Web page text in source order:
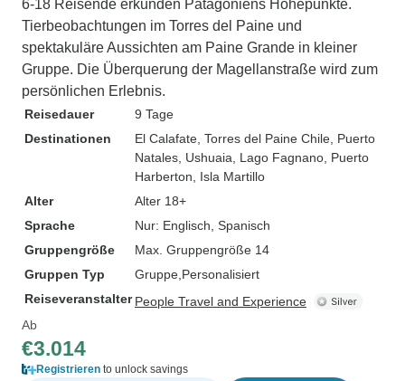
6-18 Reisende erkunden Patagoniens Höhepunkte.
Tierbeobachtungen im Torres del Paine und
spektakuläre Aussichten am Paine Grande in kleiner
Gruppe. Die Überquerung der Magellanstraße wird zum
persönlichen Erlebnis.
Reisedauer
9 Tage
Destinationen
El Calafate , Torres del Paine Chile , Puerto
Natales , Ushuaia , Lago Fagnano , Puerto
Harberton , Isla Martillo
Alter
Alter 18+
Sprache
Nur: Englisch, Spanisch
Gruppengröße
Max. Gruppengröße 14
Gruppen Typ
Gruppe Personalisiert
Reiseveranstalter People Travel and Experience
Ab
€3.014
Registrieren to unlock savings